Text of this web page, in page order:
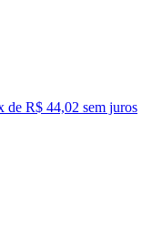
de R$ 44,02 sem juros